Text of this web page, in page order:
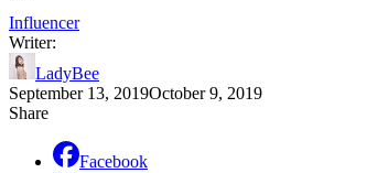
Influencer
Writer:
LadyBee
September 13, 2019October 9, 2019
Share
Facebook